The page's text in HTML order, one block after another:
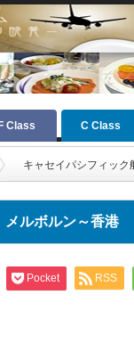
F Class C Class
キャセイパシフィッ
ルボルン～香港
Pocket RSS